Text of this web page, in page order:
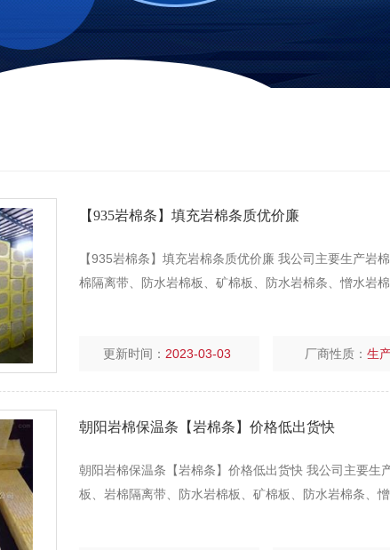
【935岩棉条】填充岩棉条质优价廉
【935岩棉条】填充岩棉条质优价廉 我公司主要生
棉隔离带、防水岩棉板、矿棉板、防水岩棉条、憎水岩棉条
更新时间： 2023-03-03 厂商性质：生
朝阳岩棉保温条【岩棉条】价格低出货快
朝阳岩棉保温条【岩棉条】价格低出货快 我公司主要生产岩
板、岩棉隔离带、防水岩棉板、矿棉板、防水岩棉条、